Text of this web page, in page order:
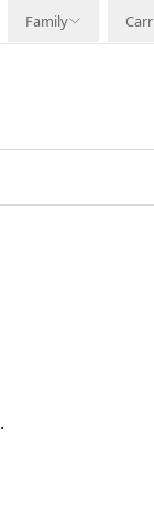
Family